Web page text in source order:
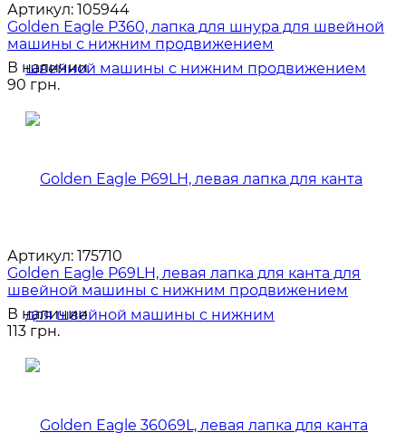
Артикул: 105944
Golden Eagle P360, лапка для шнура для швейной
машины с нижним продвижением
В наличии
90 грн.
Артикул: 175710
Golden Eagle P69LH, левая лапка для канта для
швейной машины с нижним продвижением
В наличии
113 грн.